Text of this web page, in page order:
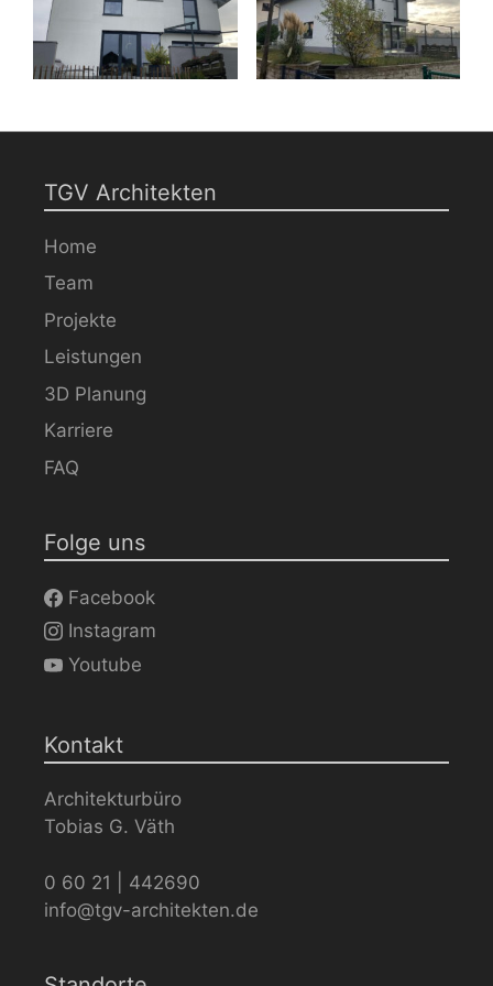
TGV Architekten
Home
Team
Projekte
Leistungen
3D Planung
Karriere
FAQ
Folge uns
Facebook
Instagram
Youtube
Kontakt
Architekturbüro
Tobias G. Väth
0 60 21 | 442690
info@tgv-architekten.de